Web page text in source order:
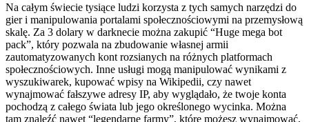
Na całym świecie tysiące ludzi korzysta z tych samych narzędzi do
gier i manipulowania portalami społecznościowymi na przemysłową
skalę. Za 3 dolary w darknecie można zakupić “Huge mega bot
pack”, który pozwala na zbudowanie własnej armii
zautomatyzowanych kont rozsianych na różnych platformach
społecznościowych. Inne usługi mogą manipulować wynikami z
wyszukiwarek, kupować wpisy na Wikipedii, czy nawet
wynajmować fałszywe adresy IP, aby wyglądało, że twoje konta
pochodzą z całego świata lub jego określonego wycinka. Można
tam znaleźć nawet “legendarne farmy”, które możesz wynajmować,